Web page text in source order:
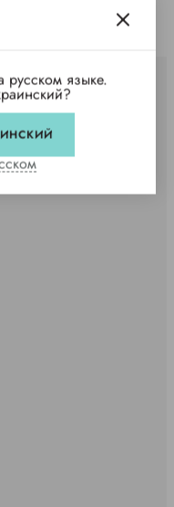
русском языке.